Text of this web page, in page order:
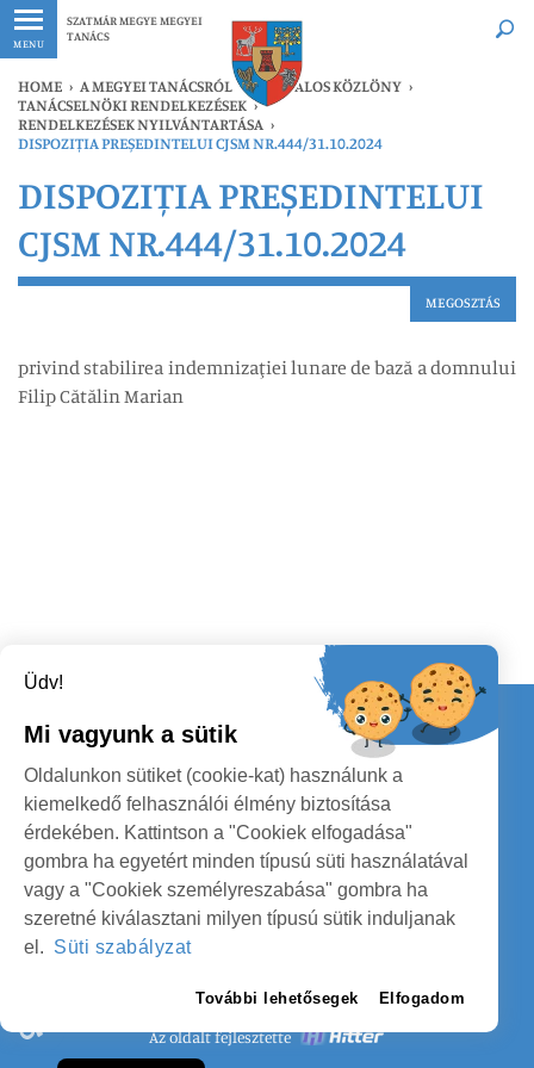
MENU
SZATMÁR MEGYE MEGYEI
TANÁCS
Legfrissebb Bármikor
HOME › A MEGYEI TANÁCSRÓL › HIVATALOS KÖZLÖNY ›
TANÁCSELNÖKI RENDELKEZÉSEK ›
RENDELKEZÉSEK NYILVÁNTARTÁSA ›
DISPOZIȚIA PREȘEDINTELUI CJSM NR.444/31.10.2024
DISPOZIȚIA PREȘEDINTELUI
CJSM NR.444/31.10.2024
MEGOSZTÁS
privind stabilirea indemnizaţiei lunare de bază a domnului
Filip Cătălin Marian
SZEMÉLYES ADATOK VÉDELME
Az oldalt fejlesztette
SZATMÁR MEGYE MEGYEI TANÁCS
Kapcsolat
KÖVESSENEK
Üdv!
Mi vagyunk a sütik
Oldalunkon sütiket (cookie-kat) használunk a
kiemelkedő felhasználói élmény biztosítása
érdekében. Kattintson a "Cookiek elfogadása"
gombra ha egyetért minden típusú süti használatával
vagy a "Cookiek személyreszabása" gombra ha
szeretné kiválasztani milyen típusú sütik induljanak
el. Süti szabályzat
További lehetősegek Elfogadom